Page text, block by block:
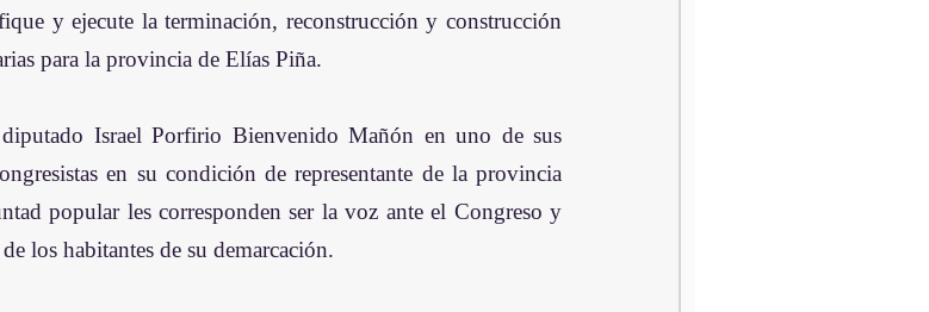
y ejecute la terminación, reconstrucción y construcción
para la provincia de Elías Piña.
Israel Porfirio Bienvenido Mañón en uno de sus
en su condición de representante de la provincia
popular les corresponden ser la voz ante el Congreso y
los habitantes de su demarcación.